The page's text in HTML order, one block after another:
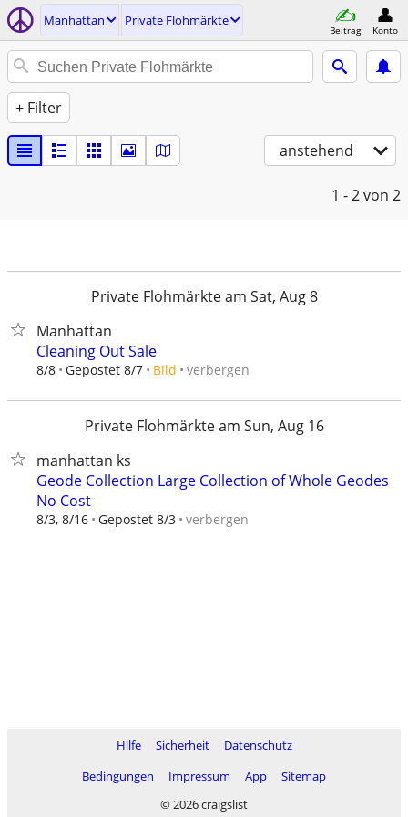
Manhattan Private Flohmärkte
Beitrag Konto
+ Filter
anstehend
1 - 2von 2
Private Flohmärkte am Sat, Aug 8
Manhattan
Cleaning Out Sale
8/8 Gepostet 8/7 Bild verbergen
Private Flohmärkte am Sun, Aug 16
manhattan ks
Geode Collection Large Collection of Whole Geodes
No Cost
8/3, 8/16 Gepostet 8/3 verbergen
Hilfe Sicherheit
Datenschutz
Bedingungen
Impressum App
Sitemap
© 2026 craigslist